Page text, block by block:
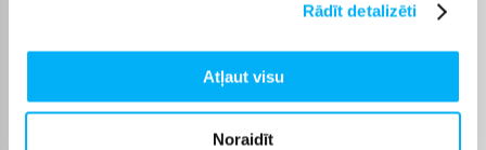
Rādīt detalizēti
Atļaut visu
Noraidīt
Tilpums, ml 30